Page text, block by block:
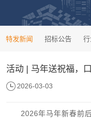
特发新闻 招标公告
活动 | 马年送祝福，
2026-03-03
2026年马年新春前